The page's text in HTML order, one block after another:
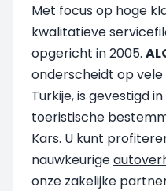
Met focus op hoge
kwalitatieve
opgericht in 2005.
onderscheidt op
Turkije, is gevestigd in
toeristische
Kars. U kunt
nauwkeurige
onze zakelijke